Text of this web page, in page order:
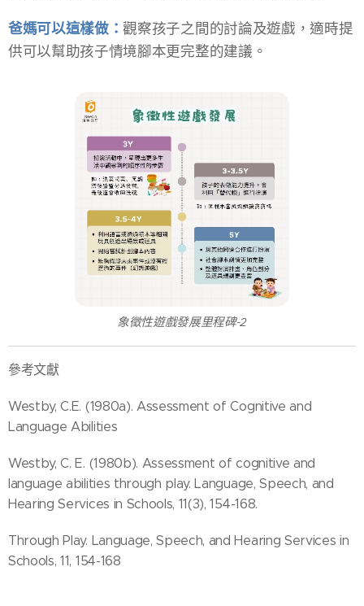
爸媽可以這樣做：觀察孩子之間的討論及遊戲，適時提
供可以幫助孩子情境腳本更完整的建議。
象徵性遊戲發展里程碑-2
參考文獻
Westby, C.E. (1980a). Assessment of Cognitive and
Language Abilities
Westby, C. E. (1980b). Assessment of cognitive and
language abilities through play. Language, Speech, and
Hearing Services in Schools, 11(3), 154-168.
Through Play. Language, Speech, and Hearing Services in
Schools, 11, 154-168